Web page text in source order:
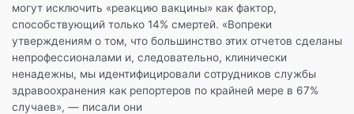
могут исключить «реакцию вакцины» как фактор,
способствующий только 14% смертей. «Вопреки
утверждениям о том, что большинство этих отчетов сделаны
непрофессионалами и, следовательно, клинически
ненадежны, мы идентифицировали сотрудников службы
здравоохранения как репортеров по крайней мере в 67%
случаев», — писали они